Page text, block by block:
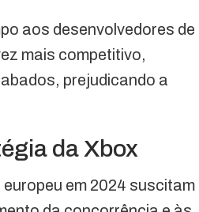
aos desenvolvedores de
mais competitivo,
prejudicando a
da Xbox
em 2024 suscitam